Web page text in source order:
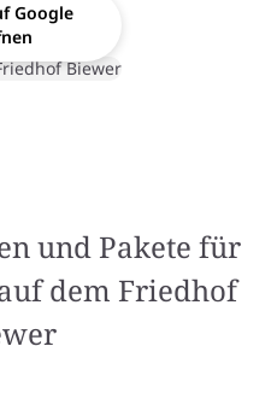
Google
und Pakete für
dem Friedhof